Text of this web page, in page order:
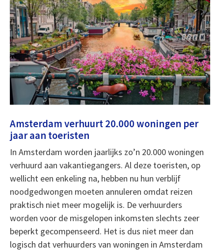
Amsterdam verhuurt 20.000 woningen per
jaar aan toeristen
In Amsterdam worden jaarlijks zo’n 20.000 woningen
verhuurd aan vakantiegangers. Al deze toeristen, op
wellicht een enkeling na, hebben nu hun verblijf
noodgedwongen moeten annuleren omdat reizen
praktisch niet meer mogelijk is. De verhuurders
worden voor de misgelopen inkomsten slechts zeer
beperkt gecompenseerd. Het is dus niet meer dan
logisch dat verhuurders van woningen in Amsterdam